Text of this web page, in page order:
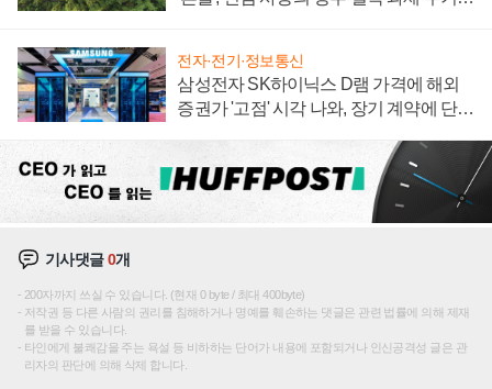
전자·전기·정보통신
삼성전자 SK하이닉스 D램 가격에 해외
증권가 '고점' 시각 나와, 장기 계약에 단점
기사댓글0개
200자까지 쓰실 수 있습니다. (현재 0 byte / 최대 400byte)
저작권 등 다른 사람의 권리를 침해하거나 명예를 훼손하는 댓글은 관련 법률에 의해 제재
를 받을 수 있습니다.
타인에게 불쾌감을 주는 욕설 등 비하하는 단어가 내용에 포함되거나 인신공격성 글은 관
리자의 판단에 의해 삭제 합니다.